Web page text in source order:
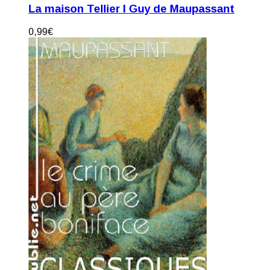
La maison Tellier I Guy de Maupassant
0,99€